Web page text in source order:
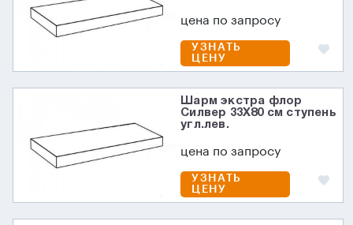
цена по запросу
УЗНАТЬ
ЦЕНУ
Шарм экстра флор
Силвер 33X80 см ступень
угл.лев.
цена по запросу
УЗНАТЬ
ЦЕНУ